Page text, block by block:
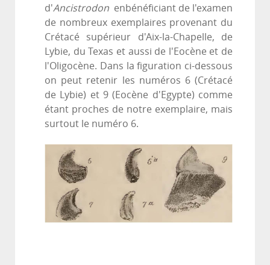
d'Ancistrodon enbénéficiant de l'examen
de nombreux exemplaires provenant du
Crétacé supérieur d'Aix-la-Chapelle, de
Lybie, du Texas et aussi de l'Eocène et de
l'Oligocène. Dans la figuration ci-dessous
on peut retenir les numéros 6 (Crétacé
de Lybie) et 9 (Eocène d'Egypte) comme
étant proches de notre exemplaire, mais
surtout le numéro 6.